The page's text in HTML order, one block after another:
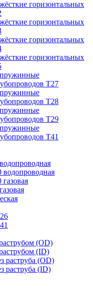
горизонтальных
горизонтальных
горизонтальных
горизонтальных
Т27
Т28
Т29
Т41
(OD)
(ID)
(OD)
(ID)